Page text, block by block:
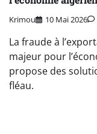
Krimou 10 Mai 2026
La fraude à
majeur pour
propose des
fléau.